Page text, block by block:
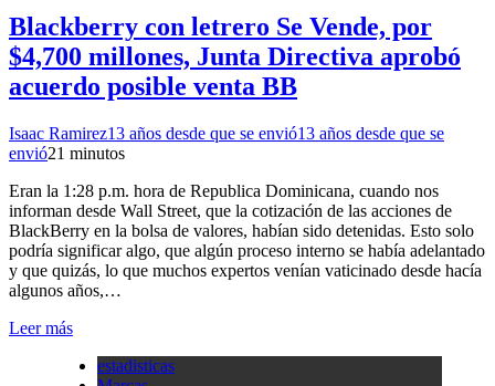
Blackberry con letrero Se Vende, por
$4,700 millones, Junta Directiva aprobó
acuerdo posible venta BB
Isaac Ramirez13 años desde que se envió13 años desde que se
envió21 minutos
Eran la 1:28 p.m. hora de Republica Dominicana, cuando nos
informan desde Wall Street, que la cotización de las acciones de
BlackBerry en la bolsa de valores, habían sido detenidas. Esto solo
podría significar algo, que algún proceso interno se había adelantado
y que quizás, lo que muchos expertos venían vaticinado desde hacía
algunos años,…
Leer más
estadisticas